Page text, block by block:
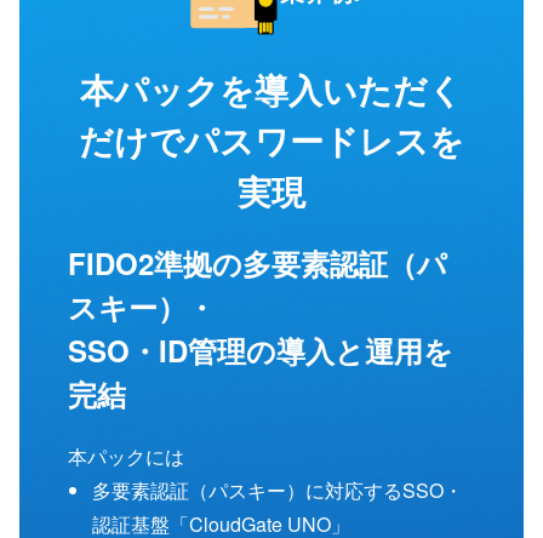
本パックを導入いただく
だけでパスワードレスを
実現
FIDO2準拠の多要素認証（パ
スキー）・
SSO・ID管理の導入と運用を
完結
本パックには
多要素認証（パスキー）に対応するSSO・
認証基盤「CloudGate UNO」